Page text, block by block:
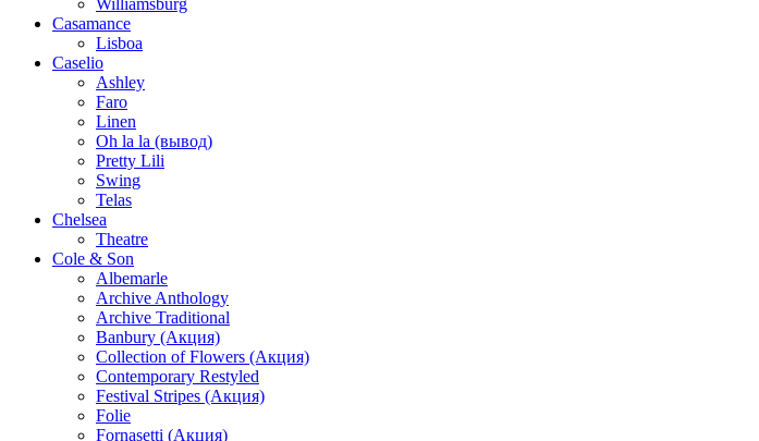
Williamsburg
Casamance
Lisboa
Caselio
Ashley
Faro
Linen
Oh la la (вывод)
Pretty Lili
Swing
Telas
Chelsea
Theatre
Cole & Son
Albemarle
Archive Anthology
Archive Traditional
Banbury (Акция)
Collection of Flowers (Акция)
Contemporary Restyled
Festival Stripes (Акция)
Folie
Fornasetti (Акция)